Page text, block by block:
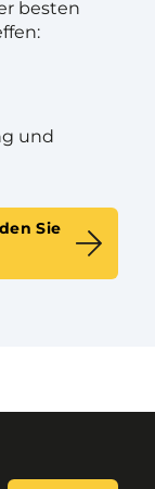
besten
und
Sie